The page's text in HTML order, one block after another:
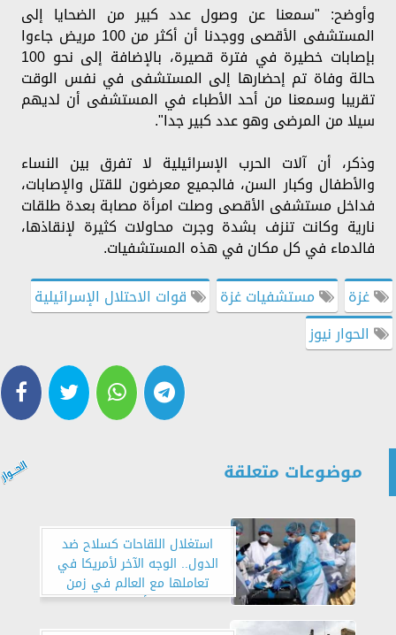
وأوضح: "سمعنا عن وصول عدد كبير من الضحايا إلى
المستشفى الأقصى ووجدنا أن أكثر من 100 مريض جاءوا
بإصابات خطيرة في فترة قصيرة، بالإضافة إلى نحو 100
حالة وفاة تم إحضارها إلى المستشفى في نفس الوقت
تقريبا وسمعنا من أحد الأطباء في المستشفى أن لديهم
سيلا من المرضى وهو عدد كبير جدا".
وذكر، أن آلات الحرب الإسرائيلية لا تفرق بين النساء
والأطفال وكبار السن، فالجميع معرضون للقتل والإصابات،
فداخل مستشفى الأقصى وصلت امرأة مصابة بعدة طلقات
نارية وكانت تنزف بشدة وجرت محاولات كثيرة لإنقاذها،
فالدماء في كل مكان في هذه المستشفيات.
غزة
مستشفيات غزة
قوات الاحتلال الإسرائيلية
الحوار نيوز
موضوعات متعلقة
استغلال اللقاحات كسلاح ضد
الدول.. الوجه الآخر لأمريكا في
تعاملها مع العالم في زمن
الأوبئة